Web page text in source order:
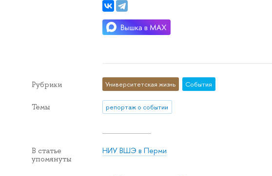
Рубрики Университетская жизнь События
Темы репортаж о событии
В статье
упомянуты
НИУ ВШЭ в Перми